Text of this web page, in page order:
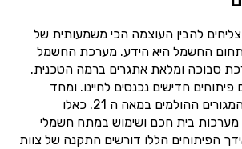
להבין העוצמה הכי משמעותית של
החשמל היא הידע. מערכת החשמל
סבוכה ומלאת אתגרים ברמה הטכנית.
חדישים נכנסים לחיינו. ומחד
מאפשרים את תנאי המגורים ההולמים במאה ה 21. כאלו
בית חכם ושימוש במתח חשמלי
הפיתוחים הללו דורשים התקנה של צוות